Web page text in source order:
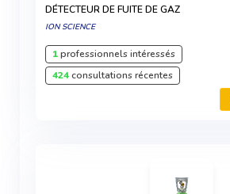
DÉTECTEUR DE FUITE DE GAZ
ION SCIENCE
1professionnels intéressés
424consultations récentes